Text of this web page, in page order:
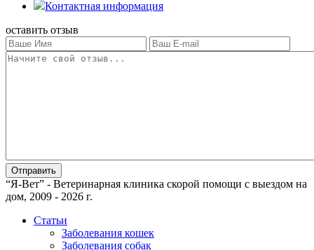
Контактная информация
оставить отзыв
“Я-Вет” - Ветеринарная клиника скорой помощи с выездом на
дом, 2009 - 2026 г.
Статьи
Заболевания кошек
Заболевания собак